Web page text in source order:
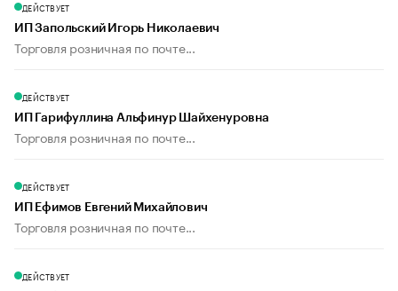
ДЕЙСТВУЕТ
ИП Запольский Игорь Николаевич
Торговля розничная по почте...
ДЕЙСТВУЕТ
ИП Гарифуллина Альфинур Шайхенуровна
Торговля розничная по почте...
ДЕЙСТВУЕТ
ИП Ефимов Евгений Михайлович
Торговля розничная по почте...
ДЕЙСТВУЕТ